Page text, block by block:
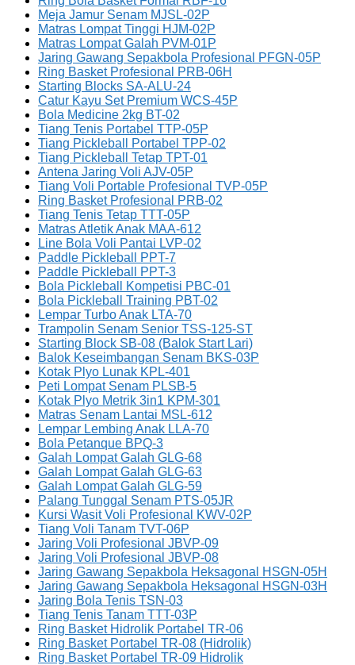
Meja Jamur Senam MJSL-02P
Matras Lompat Tinggi HJM-02P
Matras Lompat Galah PVM-01P
Jaring Gawang Sepakbola Profesional PFGN-05P
Ring Basket Profesional PRB-06H
Starting Blocks SA-ALU-24
Catur Kayu Set Premium WCS-45P
Bola Medicine 2kg BT-02
Tiang Tenis Portabel TTP-05P
Tiang Pickleball Portabel TPP-02
Tiang Pickleball Tetap TPT-01
Antena Jaring Voli AJV-05P
Tiang Voli Portable Profesional TVP-05P
Ring Basket Profesional PRB-02
Tiang Tenis Tetap TTT-05P
Matras Atletik Anak MAA-612
Line Bola Voli Pantai LVP-02
Paddle Pickleball PPT-7
Paddle Pickleball PPT-3
Bola Pickleball Kompetisi PBC-01
Bola Pickleball Training PBT-02
Lempar Turbo Anak LTA-70
Trampolin Senam Senior TSS-125-ST
Starting Block SB-08 (Balok Start Lari)
Balok Keseimbangan Senam BKS-03P
Kotak Plyo Lunak KPL-401
Peti Lompat Senam PLSB-5
Kotak Plyo Metrik 3in1 KPM-301
Matras Senam Lantai MSL-612
Lempar Lembing Anak LLA-70
Bola Petanque BPQ-3
Galah Lompat Galah GLG-68
Galah Lompat Galah GLG-63
Galah Lompat Galah GLG-59
Palang Tunggal Senam PTS-05JR
Kursi Wasit Voli Profesional KWV-02P
Tiang Voli Tanam TVT-06P
Jaring Voli Profesional JBVP-09
Jaring Voli Profesional JBVP-08
Jaring Gawang Sepakbola Heksagonal HSGN-05H
Jaring Gawang Sepakbola Heksagonal HSGN-03H
Jaring Bola Tenis TSN-03
Tiang Tenis Tanam TTT-03P
Ring Basket Hidrolik Portabel TR-06
Ring Basket Portabel TR-08 (Hidrolik)
Ring Basket Portabel TR-09 Hidrolik